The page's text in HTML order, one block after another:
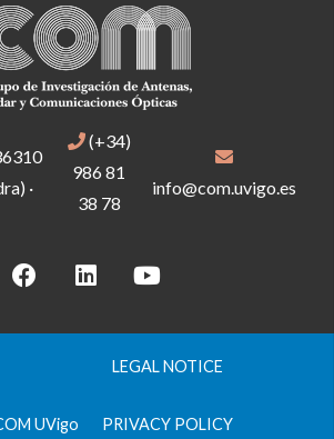
·
(+34)
986 81
38 78
info@com.uvigo.es
UVigo
LEGAL NOTICE
PRIVACY POLICY